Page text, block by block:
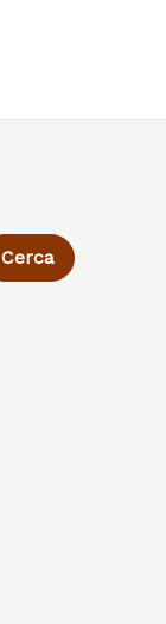
Cerca